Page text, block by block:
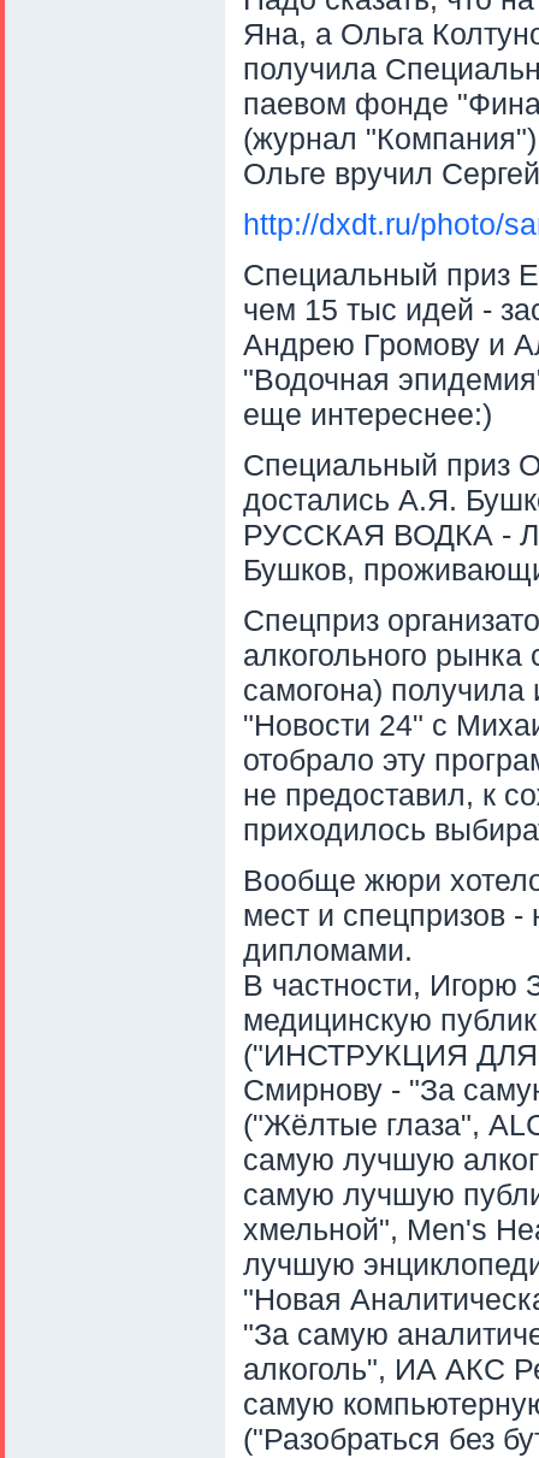
Яна, а Ольга
получила
паевом фонде
(журнал
Ольге вручил
http://dxdt.ru/photo/
Специальный приз
чем 15 тыс идей -
Андрею Громову и
"Водочная
еще интереснее:)
Cпециальный приз
достались А.Я.
РУССКАЯ ВОДКА -
Бушков,
Cпецприз
алкогольного
самогона)
"Новости 24" с
отобрало эту
не предоставил, к
приходилось
Вообще жюри
мест и спецпризов
дипломами.
В частности, Игорю
медицинскую
("ИНСТРУКЦИЯ ДЛЯ
Смирнову - "За
("Жёлтые глаза",
самую лучшую
самую лучшую
хмельной", Men's
лучшую
"Новая
"За самую
алкоголь", ИА АКС
самую
("Разобраться без